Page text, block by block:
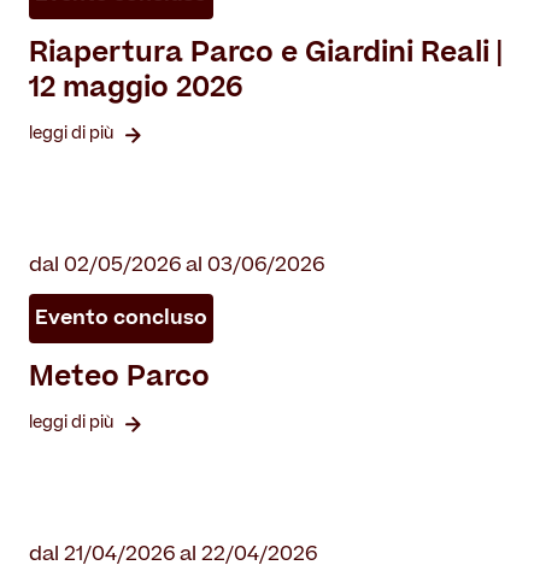
Riapertura Parco e Giardini Reali |
12 maggio 2026
leggi di più
dal 02/05/2026 al 03/06/2026
Evento concluso
Meteo Parco
leggi di più
dal 21/04/2026 al 22/04/2026